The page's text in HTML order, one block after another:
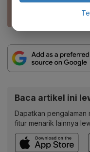
Baca artikel ini
Dapatkan pengalaman
fitur menarik lainnya